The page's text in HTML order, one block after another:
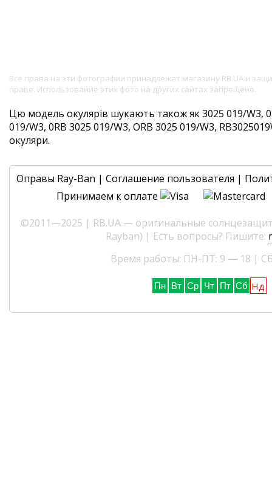
Все права на эти фотографии принадлежат магазину RB.UA и
праве. Использование этих фото на других сайтах запрещено.
Цю модель окулярів шукають також як 3025 019/W3,
019/W3, 0RB 3025 019/W3, ORB 3025 019/W3,
окуляри.
Оправы Ray-Ban | Соглашение пользователя |
Принимаем к оплате
©2011—2025 | RB.UA — оригинальные
Rayban) | Есть вопросы? Пишите:
Время работы: ПН-ПТ: 9 — 18 |
Пн Вт Ср Чт Пт Сб Нд